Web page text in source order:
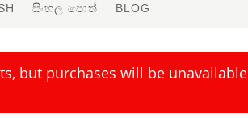
සිංහල පොත් BLOG
but purchases will be